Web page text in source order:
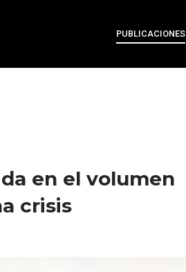
PUBLICACIONES
en el volumen
crisis